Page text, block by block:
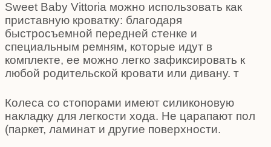
Sweet Baby Vittoria можно использовать как
приставную кроватку: благодаря
быстросъемной передней стенке и
специальным ремням, которые идут в
комплекте, ее можно легко зафиксировать к
любой родительской кровати или дивану. т
Колеса со стопорами имеют силиконовую
накладку для легкости хода. Не царапают пол
(паркет, ламинат и другие поверхности.